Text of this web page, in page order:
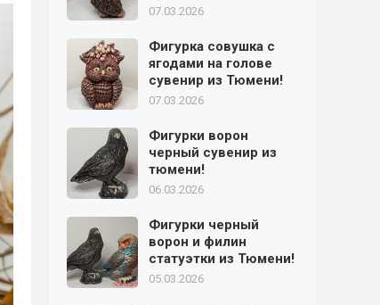
07.03.2026
Фигурка совушка с
ягодами на голове
сувенир из Тюмени!
07.03.2026
Фигурки ворон
черный сувенир из
тюмени!
06.03.2026
Фигурки черный
ворон и филин
статуэтки из Тюмени!
05.03.2026